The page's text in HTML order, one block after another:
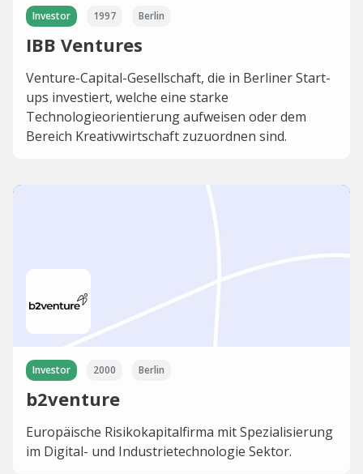
Investor 1997 Berlin
IBB Ventures
Venture-Capital-Gesellschaft, die in Berliner Start-
ups investiert, welche eine starke
Technologieorientierung aufweisen oder dem
Bereich Kreativwirtschaft zuzuordnen sind.
Investor 2000 Berlin
b2venture
Europäische Risikokapitalfirma mit Spezialisierung
im Digital- und Industrietechnologie Sektor.